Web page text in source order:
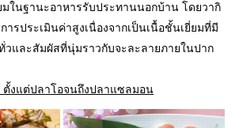
มในฐานะอาหารรับประทานนอกบ้าน โดยวากิ
รประเมินค่าสูงเนื่องจากเป็นเนื้อชั้นเยี่ยมที่มี
วและสัมผัสที่นุ่มราวกับจะละลายภายในปาก
ตั้งแต่ปลาโอจนถึงปลาแซลมอน